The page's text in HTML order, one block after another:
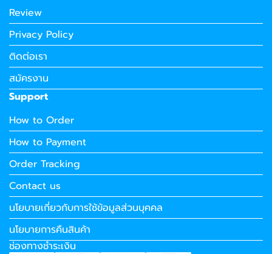
Review
Privacy Policy
ติดต่อเรา
สมัครงาน
Support
How to Order
How to Payment
Order Tracking
Contact us
นโยบายเกี่ยวกับการใช้ข้อมูลส่วนบุคคล
นโยบายการคืนสินค้า
ช่องทางชำระเงิน